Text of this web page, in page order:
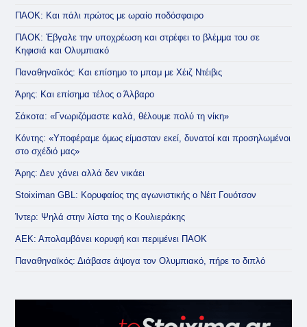
ΠΑΟΚ: Και πάλι πρώτος με ωραίο ποδόσφαιρο
ΠΑΟΚ: Έβγαλε την υποχρέωση και στρέφει το βλέμμα του σε
Κηφισιά και Ολυμπιακό
Παναθηναϊκός: Και επίσημο το μπαμ με Χέιζ Ντέιβις
Άρης: Και επίσημα τέλος ο Άλβαρο
Σάκοτα: «Γνωριζόμαστε καλά, θέλουμε πολύ τη νίκη»
Κόντης: «Υποφέραμε όμως είμασταν εκεί, δυνατοί και προσηλωμένοι
στο σχέδιό μας»
Άρης: Δεν χάνει αλλά δεν νικάει
Stoiximan GBL: Κορυφαίος της αγωνιστικής ο Νέιτ Γουότσον
Ίντερ: Ψηλά στην λίστα της ο Κουλιεράκης
ΑΕΚ: Απολαμβάνει κορυφή και περιμένει ΠΑΟΚ
Παναθηναϊκός: Διάβασε άψογα τον Ολυμπιακό, πήρε το διπλό